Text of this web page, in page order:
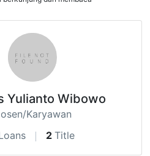
Yulianto Wibowo
Karyawan
2 Title